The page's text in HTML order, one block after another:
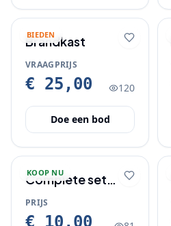
BIEDEN
Brandkast
VRAAGPRIJS
€ 25,00 120
Doe een bod
KOOP NU
Complete set
espressokopjes
met tray
PRIJS
€ 10,00